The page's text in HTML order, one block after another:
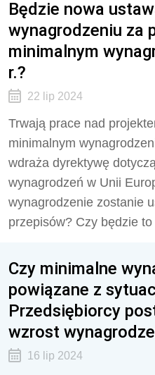
Będzie nowa
wynagrodzeniu za
minimalnym
r.?
22 lip 2024
Trwają prace nad
minimalnym
wdraża dyrektywę
wynagrodzeń w Unii
wynagrodzenie zostanie
przepisów? Czy będzie
Czy minimalne
powiązane z
Przedsiębiorcy
wzrost
16 lip 2024